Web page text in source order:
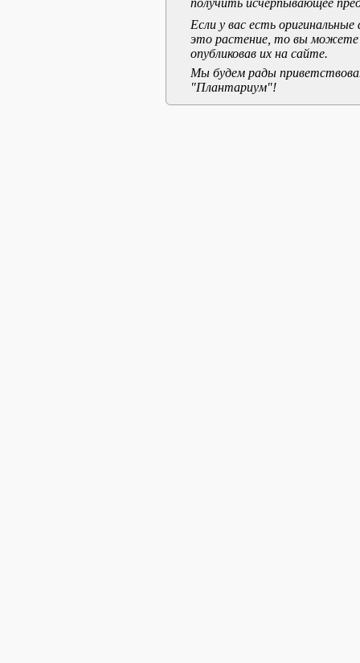
получить исчерпывающее
Если у вас есть
это растение, то вы можете
опубликовав их на сайте.
Мы будем рады
"Плантариум"!